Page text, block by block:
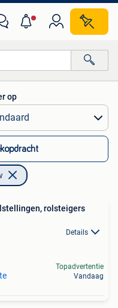
op
rolsteigers
Details
Topadvertentie
Vandaag